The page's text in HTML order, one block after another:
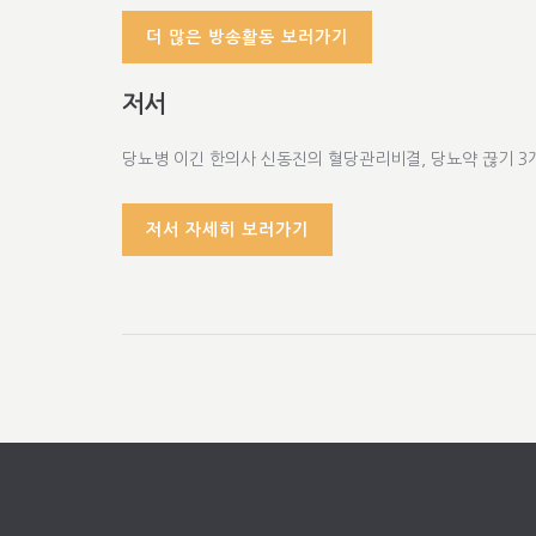
더 많은 방송활동 보러가기
저서
당뇨병 이긴 한의사 신동진의 혈당관리비결, 당뇨약 끊기 3
저서 자세히 보러가기